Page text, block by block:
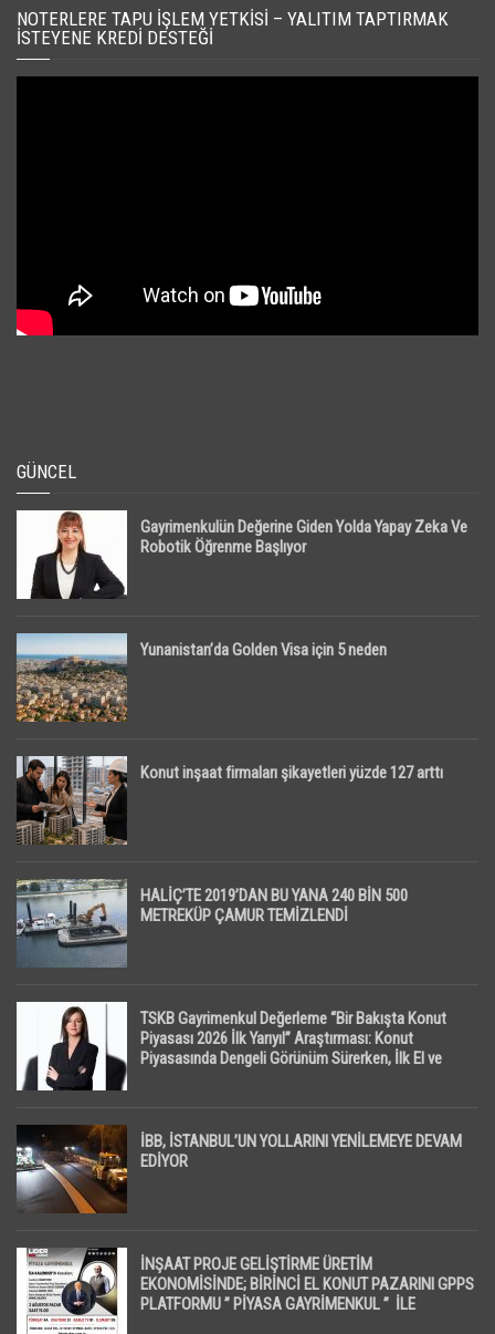
NOTERLERE TAPU İŞLEM YETKISI – YALITIM TAPTIRMAK
İSTEYENE KREDI DESTEĞI
GÜNCEL
Gayrimenkulün Değerine Giden Yolda Yapay Zeka Ve
Robotik Öğrenme Başlıyor
Yunanistan’da Golden Visa için 5 neden
Konut inşaat firmaları şikayetleri yüzde 127 arttı
HALİÇ’TE 2019’DAN BU YANA 240 BİN 500
METREKÜP ÇAMUR TEMİZLENDİ
TSKB Gayrimenkul Değerleme “Bir Bakışta Konut
Piyasası 2026 İlk Yarıyıl” Araştırması: Konut
Piyasasında Dengeli Görünüm Sürerken, İlk El ve
İBB, İSTANBUL’UN YOLLARINI YENİLEMEYE DEVAM
EDİYOR
İNŞAAT PROJE GELİŞTİRME ÜRETİM
EKONOMİSİNDE; BİRİNCİ EL KONUT PAZARINI GPPS
PLATFORMU ” PİYASA GAYRİMENKUL ” İLE